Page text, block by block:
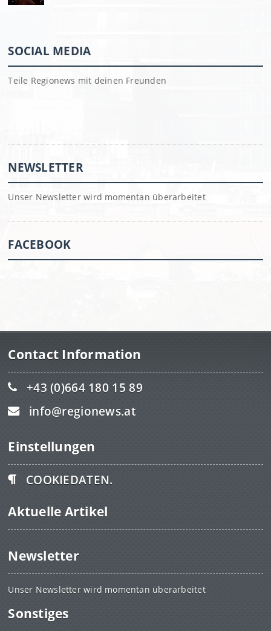
SOCIAL MEDIA
Teile Regionews mit deinen Freunden
NEWSLETTER
Unser Newsletter wird momentan überarbeitet
FACEBOOK
Contact Information
+43 (0)664 180 15 89
info@regionews.at
Einstellungen
COOKIEDATEN.
Aktuelle Artikel
Newsletter
Unser Newsletter wird momentan überarbeitet
Sonstiges